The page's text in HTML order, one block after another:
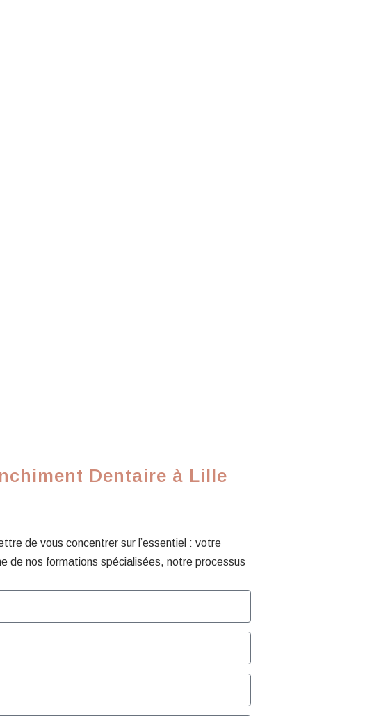
Dentaire à Lille
de vous concentrer sur l’essentiel : votre
de nos formations spécialisées, notre processus